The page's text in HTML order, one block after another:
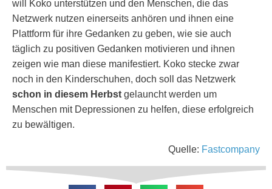
will Koko unterstützen und den Menschen, die das
Netzwerk nutzen einerseits anhören und ihnen eine
Plattform für ihre Gedanken zu geben, wie sie auch
täglich zu positiven Gedanken motivieren und ihnen
zeigen wie man diese manifestiert. Koko stecke zwar
noch in den Kinderschuhen, doch soll das Netzwerk
schon in diesem Herbst gelauncht werden um
Menschen mit Depressionen zu helfen, diese erfolgreich
zu bewältigen.
Quelle: Fastcompany